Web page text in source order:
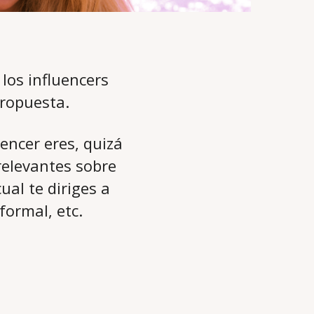
influencers
eres, quizá
sobre
te diriges a
etc.